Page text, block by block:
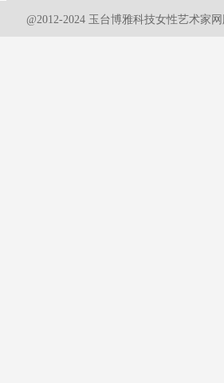
@2012-2024 玉台博雅科技女性艺术家